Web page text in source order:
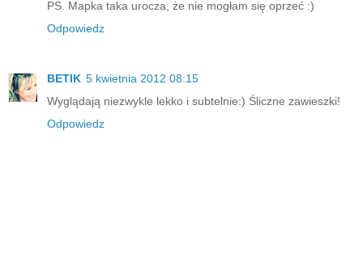
PS. Mapka taka urocza, że nie mogłam się oprzeć :)
Odpowiedz
BETIK 5 kwietnia 2012 08:15
Wyglądają niezwykle lekko i subtelnie:) Śliczne zawieszki!
Odpowiedz